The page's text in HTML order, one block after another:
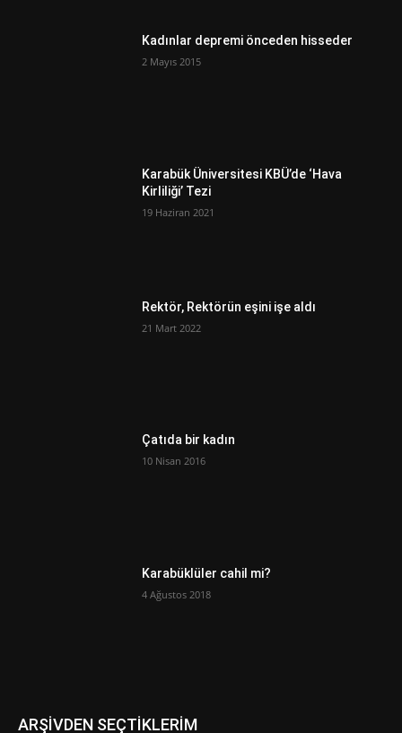
Kadınlar depremi önceden hisseder
2 Mayıs 2015
Karabük Üniversitesi KBÜ’de ‘Hava
Kirliliği’ Tezi
19 Haziran 2021
Rektör, Rektörün eşini işe aldı
21 Mart 2022
Çatıda bir kadın
10 Nisan 2016
Karabüklüler cahil mi?
4 Ağustos 2018
ARŞİVDEN SEÇTİKLERİM